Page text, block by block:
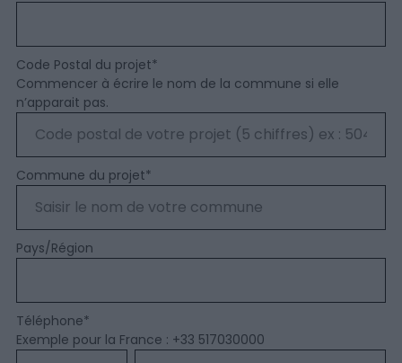
Code Postal du projet*
Commencer à écrire le nom de la commune si elle
n’apparait pas.
Commune du projet*
Pays/Région
Téléphone*
Exemple pour la France : +33 517030000